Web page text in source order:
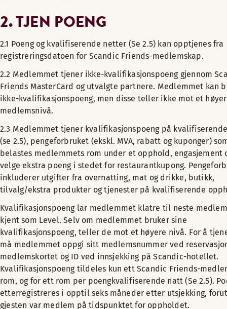
2. TJEN POENG
2.1 Poeng og kvalifiserende netter (Se 2.5) kan opptjenes fra
registreringsdatoen for Scandic Friends-medlemskap.
2.2 Medlemmet tjener ikke-kvalifikasjonspoeng gjennom
Friends MasterCard og utvalgte partnere. Medlemmet kan
ikke-kvalifikasjonspoeng, men disse teller ikke mot et
medlemsnivå.
2.3 Medlemmet tjener kvalifikasjonspoeng på
(se 2.5), pengeforbruket (ekskl. MVA, rabatt og kuponger)
belastes medlemmets rom under et opphold, engasjement
velge ekstra poeng i stedet for restaurantkupong.
inkluderer utgifter fra overnatting, mat og drikke, butikk,
tilvalg/ekstra produkter og tjenester på kvalifiserende
Kvalifikasjonspoeng lar medlemmet klatre til neste
kjent som Level. Selv om medlemmet bruker sine
kvalifikasjonspoeng, teller de mot et høyere nivå. For å
må medlemmet oppgi sitt medlemsnummer ved
medlemskortet og ID ved innsjekking på Scandic-hotellet.
Kvalifikasjonspoeng tildeles kun ett Scandic Friends-
rom, og for ett rom per poengkvalifiserende natt (Se 2.5).
etterregistreres i opptil seks måneder etter utsjekking,
gjesten var medlem på tidspunktet for oppholdet.